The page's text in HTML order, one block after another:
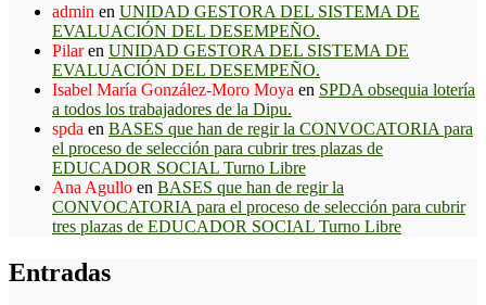
admin en UNIDAD GESTORA DEL SISTEMA DE
EVALUACIÓN DEL DESEMPEÑO.
Pilaren UNIDAD GESTORA DEL SISTEMA DE
EVALUACIÓN DEL DESEMPEÑO.
Isabel María González-Moro Moya en SPDA obsequia lotería
a todos los trabajadores de la Dipu.
spda en BASES que han de regir la CONVOCATORIA para
el proceso de selección para cubrir tres plazas de
EDUCADOR SOCIAL Turno Libre
Ana Agullo en BASES que han de regir la
CONVOCATORIA para el proceso de selección para cubrir
tres plazas de EDUCADOR SOCIAL Turno Libre
Entradas